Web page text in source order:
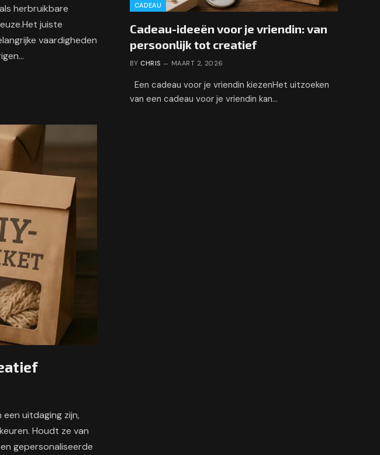
herbruikbare
juiste
vaardigheden
uitdaging zijn,
Houdt ze van
gepersonaliseerde
CADEAU
Cadeau-ideeën voor je vriendin: van
persoonlijk tot creatief
BY CHRIS MAART 2, 2026
Een cadeau voor je vriendin kiezenHet uitzoeken
van een cadeau voor je vriendin kan…